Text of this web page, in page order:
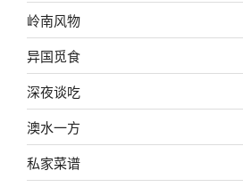
岭南风物
异国觅食
深夜谈吃
澳水一方
私家菜谱